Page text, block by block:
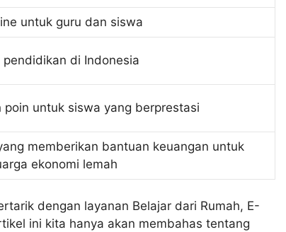
untuk guru dan siswa
di Indonesia
poin untuk siswa yang berprestasi
memberikan bantuan keuangan untuk
ekonomi lemah
dengan layanan Belajar dari Rumah, E-
ini kita hanya akan membahas tentang